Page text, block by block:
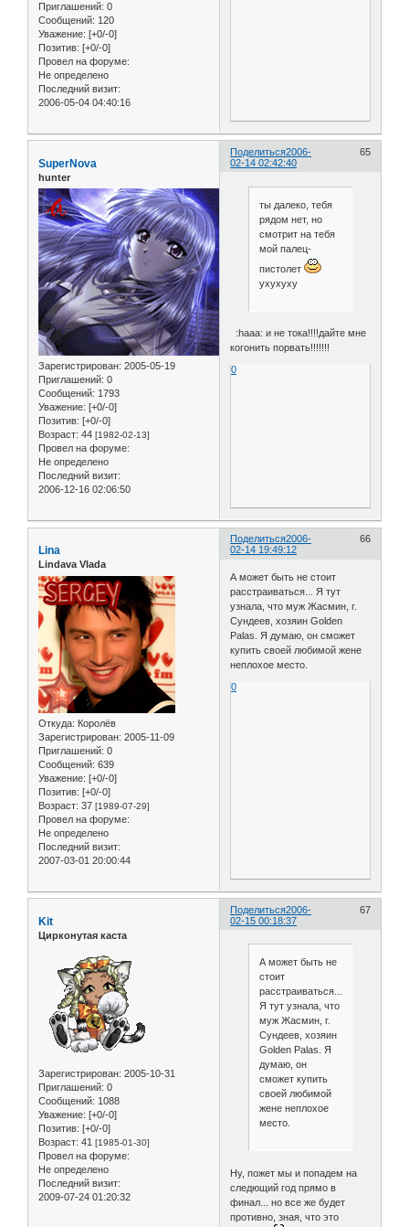
Приглашений: 0
Сообщений: 120
Уважение: [+0/-0]
Позитив: [+0/-0]
Провел на форуме:
Не определено
Последний визит:
2006-05-04 04:40:16
Поделиться 65
2006-
02-14 02:42:40
SuperNova
hunter
Зарегистрирован: 2005-05-19
Приглашений: 0
Сообщений: 1793
Уважение: [+0/-0]
Позитив: [+0/-0]
Возраст: 44 [1982-02-13]
Провел на форуме:
Не определено
Последний визит:
2006-12-16 02:06:50
ты далеко, тебя
рядом нет, но
смотрит на тебя
мой палец-
пистолет
ухухуху
:haaa: и не тока!!!!дайте мне
когонить порвать!!!!!!!
0
Поделиться 66
2006-
02-14 19:49:12
Lina
Lindava Vlada
Откуда: Королёв
Зарегистрирован: 2005-11-09
Приглашений: 0
Сообщений: 639
Уважение: [+0/-0]
Позитив: [+0/-0]
Возраст: 37 [1989-07-29]
Провел на форуме:
Не определено
Последний визит:
2007-03-01 20:00:44
А может быть не стоит
расстраиваться... Я тут
узнала, что муж Жасмин, г.
Сундеев, хозяин Golden
Palas. Я думаю, он сможет
купить своей любимой жене
неплохое место.
0
Поделиться 67
2006-
02-15 00:18:37
Kit
Цирконутая каста
Зарегистрирован: 2005-10-31
Приглашений: 0
Сообщений: 1088
Уважение: [+0/-0]
Позитив: [+0/-0]
Возраст: 41 [1985-01-30]
Провел на форуме:
Не определено
Последний визит:
2009-07-24 01:20:32
А может быть не
стоит
расстраиваться...
Я тут узнала, что
муж Жасмин, г.
Сундеев, хозяин
Golden Palas. Я
думаю, он
сможет купить
своей любимой
жене неплохое
место.
Ну, пожет мы и попадем на
следющий год прямо в
финал... но все же будет
противно, зная, что это